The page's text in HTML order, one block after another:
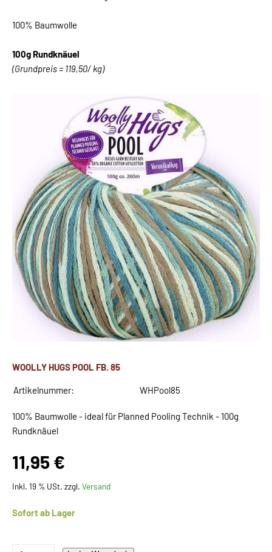
100% Baumwolle
100g Rundknäuel
(Grundpreis = 119,50/ kg)
WOOLLY HUGS POOL FB. 85
Artikelnummer: WHPool85
100% Baumwolle - ideal für Planned Pooling Technik - 100g
Rundknäuel
11,95 €
Inkl. 19 % USt. zzgl. Versand
Sofort ab Lager